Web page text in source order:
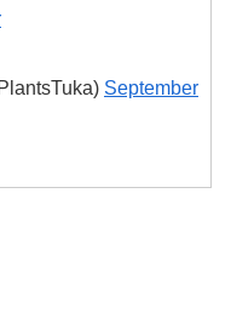
September